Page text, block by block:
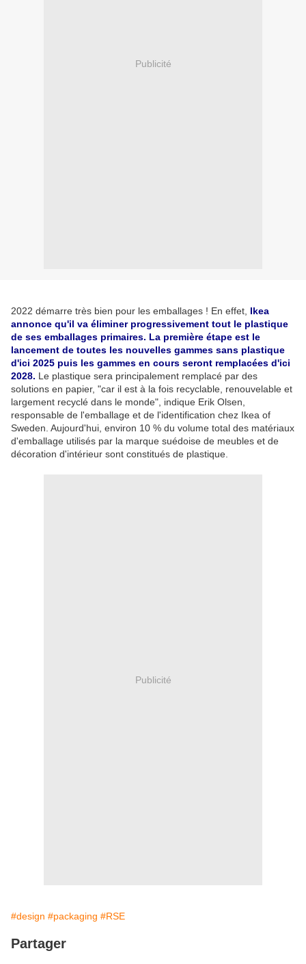
Publicité
2022 démarre très bien pour les emballages ! En effet, Ikea
annonce qu'il va éliminer progressivement tout le plastique
de ses emballages primaires. La première étape est le
lancement de toutes les nouvelles gammes sans plastique
d'ici 2025 puis les gammes en cours seront remplacées d'ici
2028. Le plastique sera principalement remplacé par des
solutions en papier, "car il est à la fois recyclable, renouvelable et
largement recyclé dans le monde", indique Erik Olsen,
responsable de l'emballage et de l'identification chez Ikea of
Sweden. Aujourd'hui, environ 10 % du volume total des matériaux
d'emballage utilisés par la marque suédoise de meubles et de
décoration d'intérieur sont constitués de plastique.
Publicité
#design #packaging #RSE
Partager